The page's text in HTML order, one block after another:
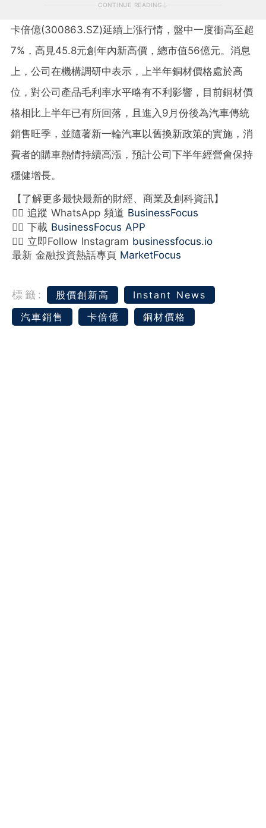
CONTINUE READING
卡倍億(300863.SZ)延續上漲行情，盤中一度衝高至超
7%，高見45.8元創年內新高價，總市值56億元。消息
上，公司在機構調研中表示，上半年銅材價格處於高
位，對公司產品毛利率水平略有不利影響，目前銅材價
格相比上半年已有所回落，且進入9月份後為汽車傳統
銷售旺季，並隨著新一輪汽車以舊換新政策的實施，消
費者的購車熱情持續高漲，預計公司下半年經營會保持
穩健增長。
【了解更多最快最新的財經、商業及創科資訊】
👉🏻 追蹤 WhatsApp 頻道 BusinessFocus
👉🏻 下載 BusinessFocus APP
👉🏻 立即Follow Instagram businessfocus.io
最新 金融投資熱話專頁 MarketFocus
標籤: 股價創新高
Instant News
汽車銷售
卡倍億 銅材價格